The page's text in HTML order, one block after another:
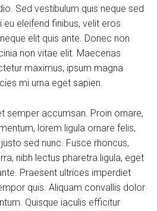
Sed vestibulum quis neque sed
eu eleifend finibus, velit eros
elit quis ante. Donec non
non vitae elit. Maecenas
maximus, ipsum magna
mi urna eget sapien.
semper accumsan. Proin ornare,
lorem ligula ornare felis,
sed nunc. Fusce rhoncus,
nibh lectus pharetra ligula, eget
Praesent ultrices imperdiet
quis. Aliquam convallis dolor
Quisque iaculis efficitur